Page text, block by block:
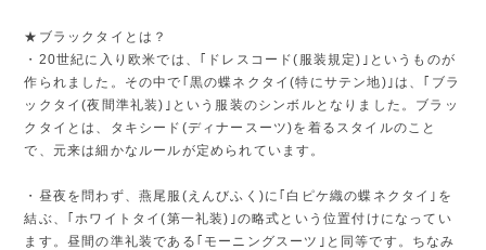
★ブラックタイとは？
・20世紀に入り欧米では、｢ドレスコード(服装規定)｣というものが
作られました。その中で｢黒の蝶ネクタイ(特にサテン地)｣は、｢ブラ
ックタイ(夜間準礼装)｣という服装のシンボルとなりました。ブラッ
クタイとは、タキシード(ディナースーツ)を着るスタイルのこと
で、元来は細かなルールが定められています。
・昼夜を問わず、燕尾服(えんびふく)に｢白ピケ織の蝶ネクタイ｣を
結ぶ、｢ホワイトタイ(第一礼装)｣の略式という位置付けになってい
ます。昼間の準礼装である｢モーニングスーツ｣と同等です。ちなみ